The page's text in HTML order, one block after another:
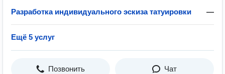
Разработка индивидуального эскиза татуировки —
Ещё 5 услуг
Позвонить Чат